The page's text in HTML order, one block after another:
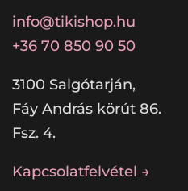
info@tikishop.hu
+36 70 850 90 50
3100 Salgótarján,
Fáy András körút 86.
Fsz. 4.
Kapcsolatfelvétel →